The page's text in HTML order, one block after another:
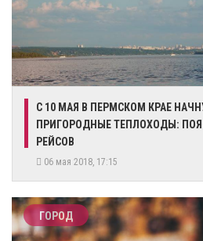
С 10 МАЯ В ПЕРМСКОМ КРАЕ
ПРИГОРОДНЫЕ ТЕПЛОХОДЫ:
РЕЙСОВ
06 мая 2018, 17:15
ГОРОД